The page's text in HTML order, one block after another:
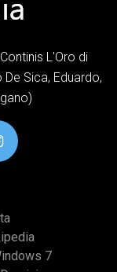
L'Oro di
Sica, Eduardo,
7